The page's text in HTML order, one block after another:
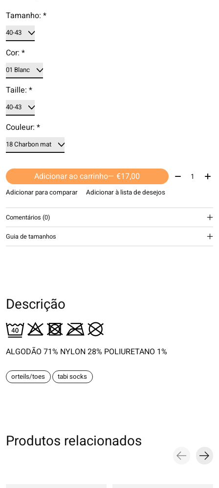
Tamanho: *
Cor: *
Taille: *
Couleur: *
Adicionar ao carrinho — €17,00 Quantidade:
Adicionar para comparar Adicionar à lista de desejos
Comentários (0)
Guia de tamanhos
Descrição
ALGODÃO 71% NYLON 28% POLIURETANO 1%
orteils/toes tabi socks
Produtos relacionados